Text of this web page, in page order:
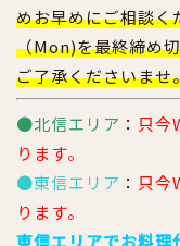
めお早めにご相談く
（Mon)を最終締め
ご了承くださいませ
●北信エリア ： 只今
ります。
●東信エリア ： 只今
ります。
東信エリアでお料理